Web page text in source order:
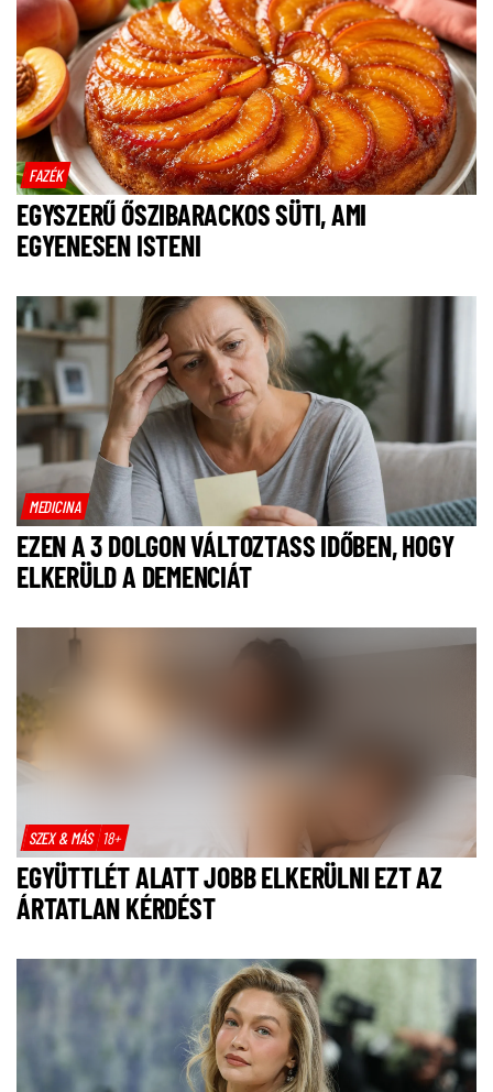
FAZÉK
EGYSZERŰ ŐSZIBARACKOS SÜTI, AMI
EGYENESEN ISTENI
MEDICINA
EZEN A 3 DOLGON VÁLTOZTASS IDŐBEN, HOGY
ELKERÜLD A DEMENCIÁT
SZEX & MÁS 18+
EGYÜTTLÉT ALATT JOBB ELKERÜLNI EZT AZ
ÁRTATLAN KÉRDÉST